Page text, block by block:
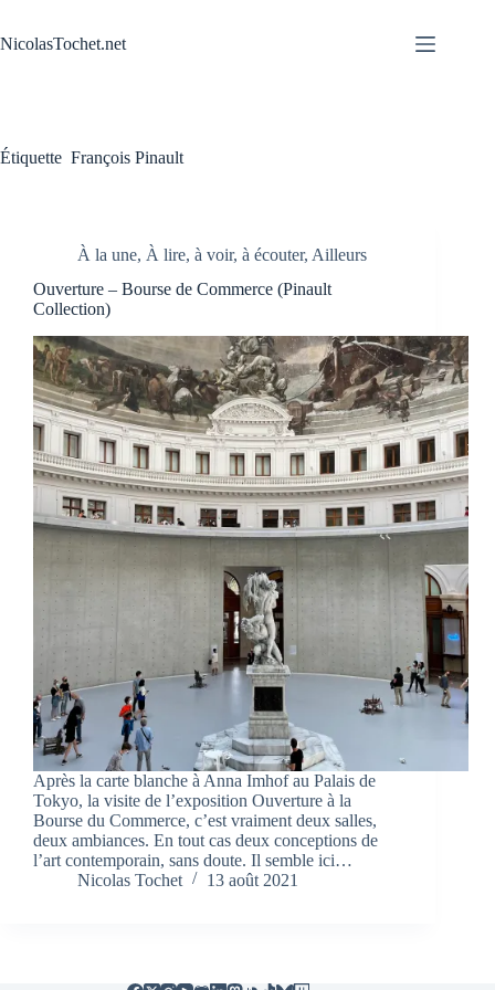
contenu
NicolasTochet.net
Étiquette François Pinault
À la une, À lire, à voir, à écouter, Ailleurs
Ouverture – Bourse de Commerce (Pinault
Collection)
Après la carte blanche à Anna Imhof au Palais de
Tokyo, la visite de l’exposition Ouverture à la
Bourse du Commerce, c’est vraiment deux salles,
deux ambiances. En tout cas deux conceptions de
l’art contemporain, sans doute. Il semble ici…
Nicolas Tochet
13 août 2021